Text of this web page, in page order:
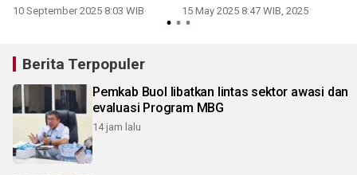
10 September 2025 8:03 WIB 15 May 2025 8:47 WIB, 2025
Berita Terpopuler
Pemkab Buol libatkan lintas sektor awasi dan
evaluasi Program MBG
14 jam lalu